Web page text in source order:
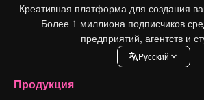
Креативная платформа для создания
Более 1 миллиона подписчиков
предприятий, агентств и
Pусский
Продукция